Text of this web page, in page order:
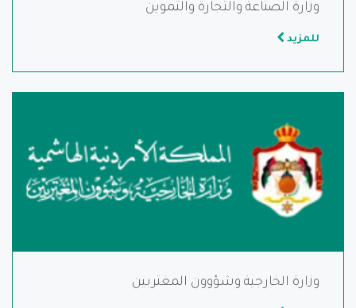
وزارة الصناعة والتجارة والتموين
للمزيد
وزارة الخارجية وشؤوون المغتربين